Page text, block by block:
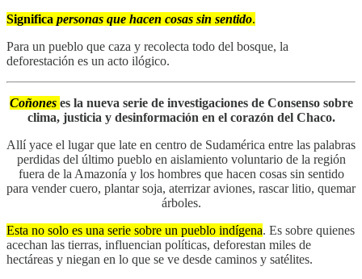
Significa personas que hacen cosas sin sentido.
Para un pueblo que caza y recolecta todo del bosque, la
deforestación es un acto ilógico.
Coñones es la nueva serie de investigaciones de Consenso sobre
clima, justicia y desinformación en el corazón del Chaco.
Allí yace el lugar que late en centro de Sudamérica entre las palabras
perdidas del último pueblo en aislamiento voluntario de la región
fuera de la Amazonía y los hombres que hacen cosas sin sentido
para vender cuero, plantar soja, aterrizar aviones, rascar litio, quemar
árboles.
Esta no solo es una serie sobre un pueblo indígena. Es sobre quienes
acechan las tierras, influencian políticas, deforestan miles de
hectáreas y niegan en lo que se ve desde caminos y satélites.